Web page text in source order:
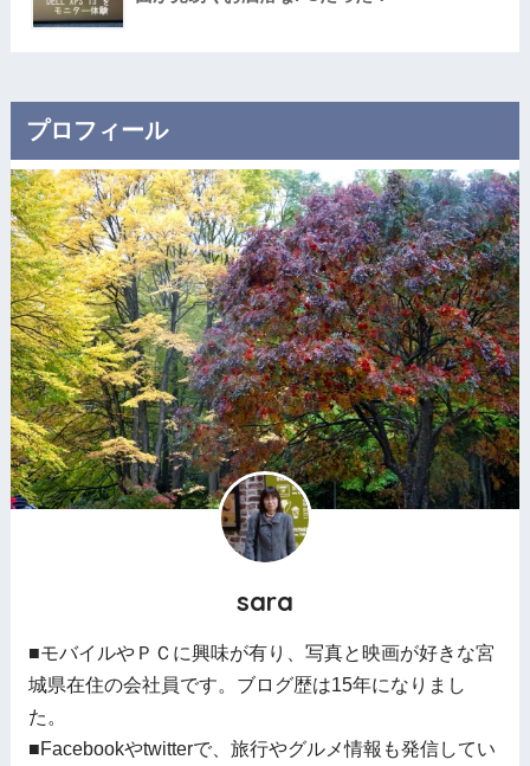
プロフィール
sara
■モバイルやＰＣに興味が有り、写真と映画が好きな宮
城県在住の会社員です。ブログ歴は15年になりまし
た。
■Facebookやtwitterで、旅行やグルメ情報も発信してい